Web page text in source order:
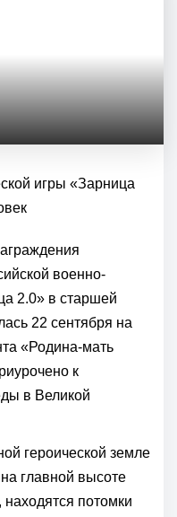
игры «Зарница
военно-
2.0» в старшей
22 сентября на
«Родина-мать
к
в Великой
героической земле
главной высоте
потомки